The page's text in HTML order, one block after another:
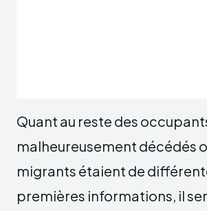
Quant au reste des
malheureusement décédés
migrants étaient de
premières informations, il